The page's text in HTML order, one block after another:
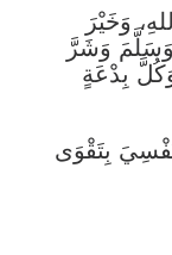
وَخَيْرَ
وَشَرَّ
بِدْعَةٍ
بِتَقْوَى